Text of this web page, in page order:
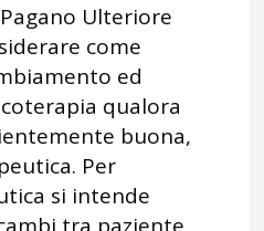
Ulteriore
come
ed
qualora
buona,
Per
si intende